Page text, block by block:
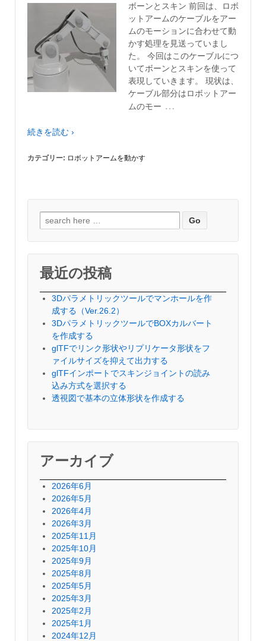
ボーンとスキン 前回は、ロボ
ットアームのケーブルをアー
ムのモーションに合わせて動
かす処理を見送っていまし
た。 今回はこのケーブルにつ
いてボーンとスキンを使って
表現していきます。 現状は、
ケーブル部分はロボットアー
ムのモー …
続きを読む ›
カテゴリー: ロボットアームを動かす
索
対
象:
最近の投稿
3Dパラメトリックツールでマンホールを作
成する（Ver.26.2）
3DパラメトリックツールでBOXカルバート
を作成する
glTFでリンク形状やリプリケータ形状をフ
ァイルサイズを抑えて出力する
glTFインポートでスキンジョイントの読み
込み方式を選択する
透視図で基本の立体形状を作成する
アーカイブ
2026年6月
2026年5月
2026年4月
2026年3月
2025年11月
2025年10月
2025年9月
2025年8月
2025年5月
2025年3月
2025年2月
2025年1月
2024年12月